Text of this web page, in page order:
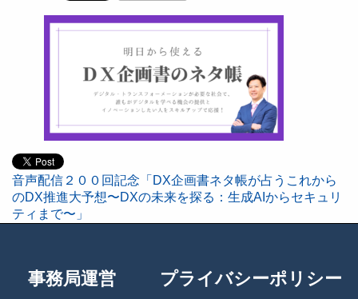
投
ナ
音声配信２００回記念「DX企画書ネタ帳が占うこれから
のDX推進大予想〜DXの未来を探る：生成AIからセキュリ
ティまで〜」
事務局運営 プライバシーポリシー